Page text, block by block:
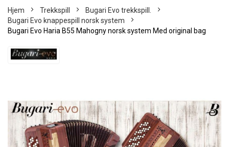
Hjem Trekkspill
Bugari Evo trekkspill.
Bugari Evo knappespill norsk system
Bugari Evo Haria B55 Mahogny norsk system Med original bag
Skip
to
the
images
gallery